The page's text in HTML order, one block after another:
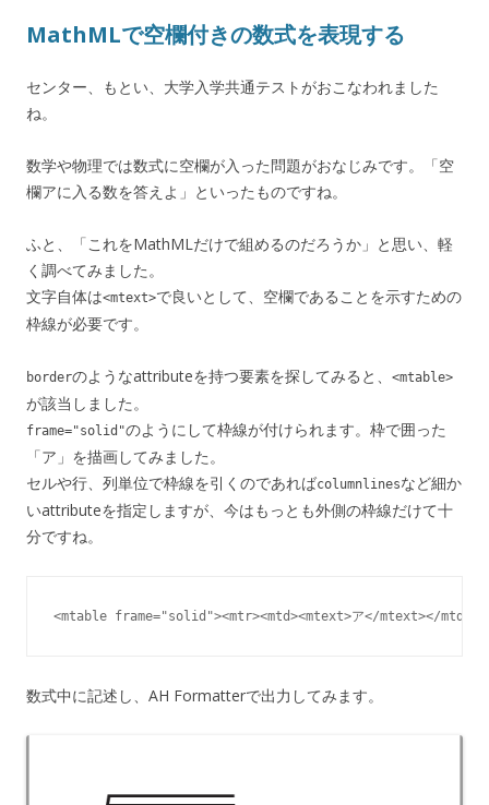
MathMLで空欄付きの数式を表現する
センター、もとい、大学入学共通テストがおこなわれました
ね。
数学や物理では数式に空欄が入った問題がおなじみです。「空
欄アに入る数を答えよ」といったものですね。
ふと、「これをMathMLだけで組めるのだろうか」と思い、軽
く調べてみました。
文字自体は<mtext>で良いとして、空欄であることを示すための
枠線が必要です。
borderのようなattributeを持つ要素を探してみると、 <mtable>
が該当しました。
frame="solid"のようにして枠線が付けられます。枠で囲った
「ア」を描画してみました。
セルや行、列単位で枠線を引くのであればcolumnlinesなど細か
いattributeを指定しますが、今はもっとも外側の枠線だけて十
分ですね。
<mtable frame="solid"><mtr><mtd><mtext>ア</mtext></
数式中に記述し、AH Formatterで出力してみます。